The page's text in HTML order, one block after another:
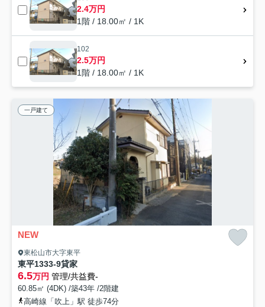
2.4万円
1階 / 18.00㎡ / 1K
102
2.5万円
1階 / 18.00㎡ / 1K
一戸建て
NEW
東松山市大字東平
東平1333-9貸家
6.5万円 管理/共益費-
60.85㎡ (4DK) /築43年 /2階建
高崎線「吹上」駅 徒歩74分